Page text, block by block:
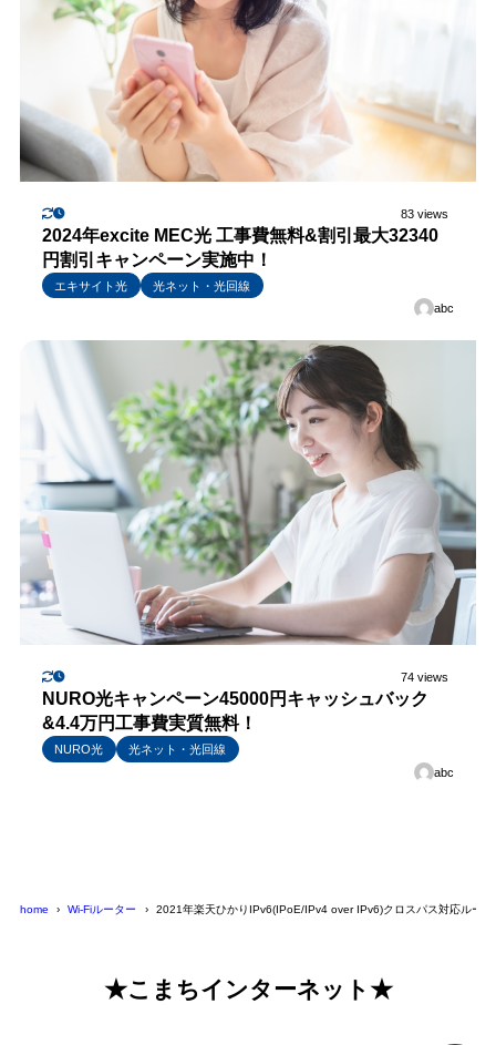
83 views
2024年excite MEC光 工事費無料&割引最大32340
円割引キャンペーン実施中！
エキサイト光
光ネット・光回線
abc
74 views
NURO光キャンペーン45000円キャッシュバック
&4.4万円工事費実質無料！
NURO光
光ネット・光回線
abc
home Wi-Fiルーター 2021年楽天ひかりIPv6(IPoE/IPv4 over IPv6)クロスパス対応ルータ
★こまちインターネット★